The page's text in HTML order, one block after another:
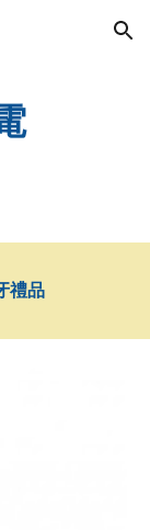
Skip to navigation
禮品